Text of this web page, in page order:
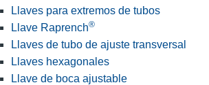
Llaves para extremos de tubos
Llave Raprench®
Llaves de tubo de ajuste transversal
Llaves hexagonales
Llave de boca ajustable